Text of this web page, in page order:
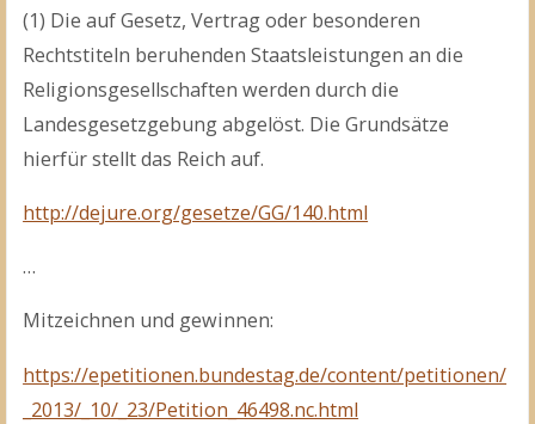
(1) Die auf Gesetz, Vertrag oder besonderen
Rechtstiteln beruhenden Staatsleistungen an die
Religionsgesellschaften werden durch die
Landesgesetzgebung abgelöst. Die Grundsätze
hierfür stellt das Reich auf.
http://dejure.org/gesetze/GG/140.html
…
Mitzeichnen und gewinnen:
https://epetitionen.bundestag.de/content/petitionen/
_2013/_10/_23/Petition_46498.nc.html